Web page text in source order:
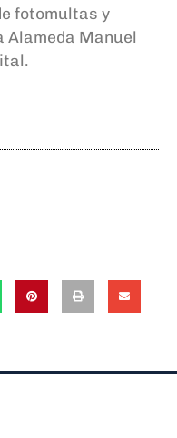
fotomultas y
Alameda Manuel